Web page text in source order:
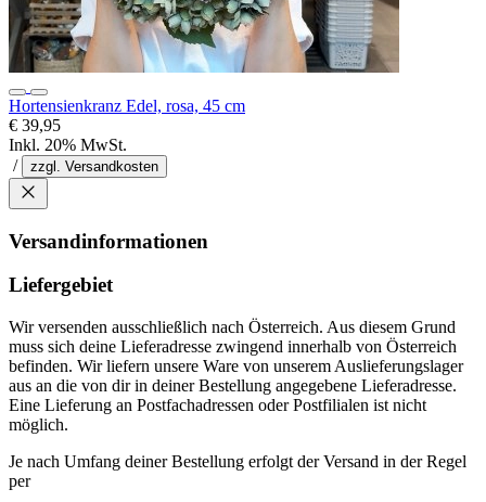
Hortensienkranz Edel, rosa, 45 cm
€ 39,95
Inkl. 20% MwSt.
/
zzgl. Versandkosten
Versandinformationen
Liefergebiet
Wir versenden ausschließlich nach Österreich. Aus diesem Grund
muss sich deine Lieferadresse zwingend innerhalb von Österreich
befinden. Wir liefern unsere Ware von unserem Auslieferungslager
aus an die von dir in deiner Bestellung angegebene Lieferadresse.
Eine Lieferung an Postfachadressen oder Postfilialen ist nicht
möglich.
Je nach Umfang deiner Bestellung erfolgt der Versand in der Regel
per